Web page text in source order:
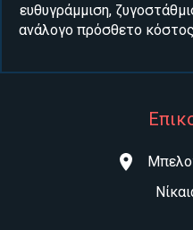
ευθυγράμμιση,
ανάλογο πρόσθετο